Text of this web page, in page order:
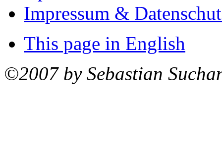
Impressum &
This page in English
©2007 by Sebastian